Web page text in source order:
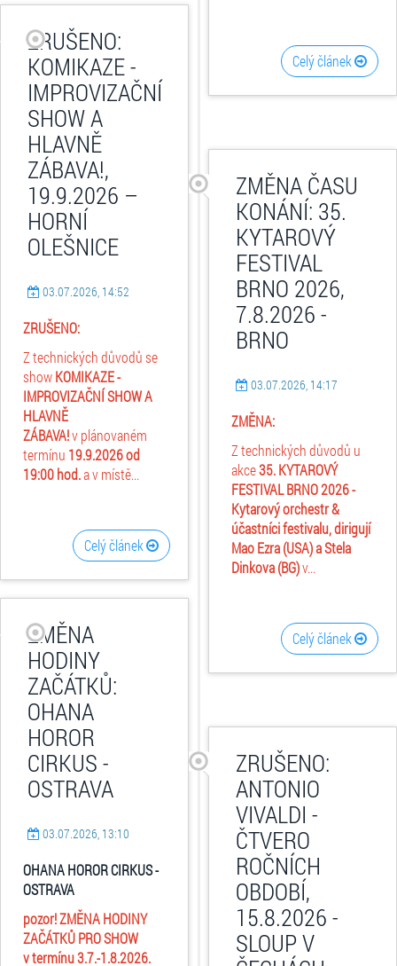
Celý článek
ZRUŠENO:
KOMIKAZE -
IMPROVIZAČNÍ
SHOW A
HLAVNĚ
ZÁBAVA!,
19.9.2026 –
HORNÍ
OLEŠNICE
03.07.2026, 14:52
ZRUŠENO:
Z technických důvodů se
showKOMIKAZE -
IMPROVIZAČNÍ SHOW A
HLAVNĚ
ZÁBAVA!v plánovaném
termínu 19.9.2026od
19:00 hod.a v místě...
Celý článek
ZMĚNA ČASU
KONÁNÍ: 35.
KYTAROVÝ
FESTIVAL
BRNO 2026,
7.8.2026 -
BRNO
03.07.2026, 14:17
ZMĚNA:
Z technických důvodů u
akce35. KYTAROVÝ
FESTIVAL BRNO 2026 -
Kytarový orchestr &
účastníci festivalu, dirigují
Mao Ezra (USA) a Stela
Dinkova (BG)v...
Celý článek
ZMĚNA
HODINY
ZAČÁTKŮ:
OHANA
HOROR
CIRKUS -
OSTRAVA
03.07.2026, 13:10
OHANA HOROR CIRKUS -
OSTRAVA
pozor! ZMĚNA HODINY
ZAČÁTKŮ PRO SHOW
v termínu3.7.-1.8.2026.
ZRUŠENO:
ANTONIO
VIVALDI -
ČTVERO
ROČNÍCH
OBDOBÍ,
15.8.2026 -
SLOUP V